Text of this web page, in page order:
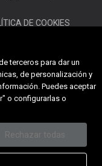
terceros para dar un
de personalización y
Puedes aceptar
o configurarlas o
Rechazar todas
DE COOKIES